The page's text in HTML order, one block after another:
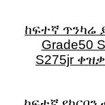
ከፍተኛ ጥንካሬ
Grade50
S275jr